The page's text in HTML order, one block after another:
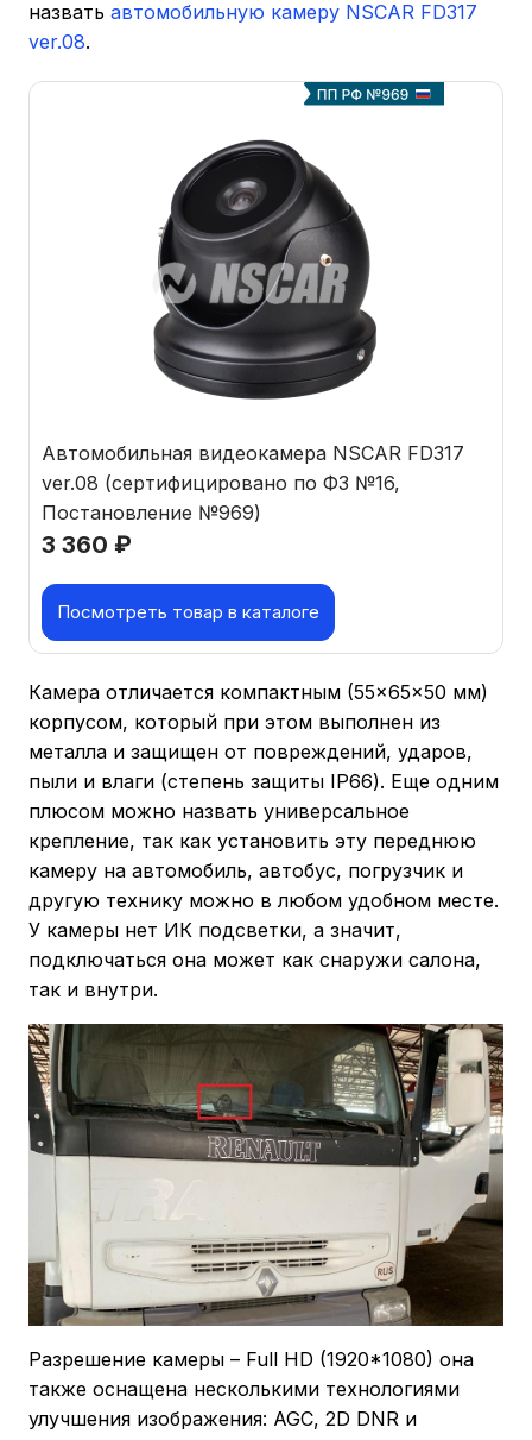
назвать автомобильную камеру NSCAR FD317
ver.08.
Автомобильная видеокамера NSCAR FD317
ver.08 (сертифицировано по ФЗ №16,
Постановление №969)
3 360 ₽
Посмотреть товар в каталоге
Камера отличается компактным (55×65×50 мм)
корпусом, который при этом выполнен из
металла и защищен от повреждений, ударов,
пыли и влаги (степень защиты IP66). Еще одним
плюсом можно назвать универсальное
крепление, так как установить эту переднюю
камеру на автомобиль, автобус, погрузчик и
другую технику можно в любом удобном месте.
У камеры нет ИК подсветки, а значит,
подключаться она может как снаружи салона,
так и внутри.
Разрешение камеры – Full HD (1920*1080) она
также оснащена несколькими технологиями
улучшения изображения: AGC, 2D DNR и